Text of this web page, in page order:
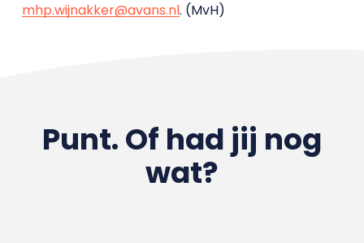
mhp.wijnakker@avans.nl. (MvH)
Punt. Of had jij nog
wat?